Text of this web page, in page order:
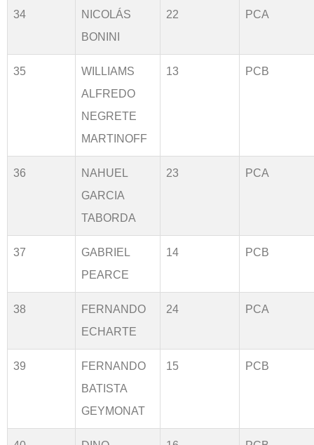
34
NICOLÁS
BONINI
22 PCA
35
WILLIAMS
ALFREDO
NEGRETE
MARTINOFF
13 PCB
36
NAHUEL
GARCIA
TABORDA
23 PCA
37
GABRIEL
PEARCE
14 PCB
38
FERNANDO
ECHARTE
24 PCA
39
FERNANDO
BATISTA
GEYMONAT
15 PCB